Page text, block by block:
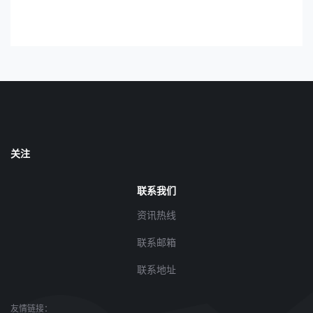
关注
联系我们
资讯热线
联系邮箱
联系地址
友情链接：